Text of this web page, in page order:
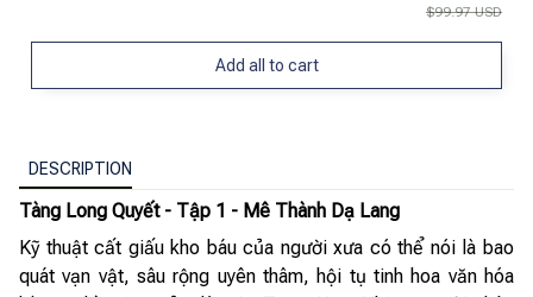
$99.97 USD
Add all to cart
DESCRIPTION
Tàng Long Quyết - Tập 1 - Mê Thành Dạ Lang
Kỹ thuật cất giấu kho báu của người xưa có thể nói là bao
quát vạn vật, sâu rộng uyên thâm, hội tụ tinh hoa văn hóa